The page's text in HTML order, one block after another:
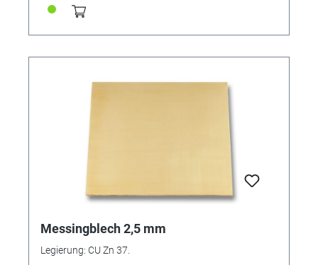
Messingblech 2,5 mm
Legierung: CU Zn 37.